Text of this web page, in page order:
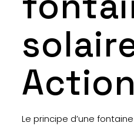
Action
Le principe d’une